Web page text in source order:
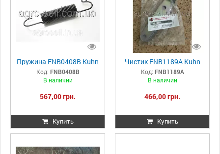
Пружина FNB0408B Kuhn
Код: FNB0408B
В наличии
567,00 грн.
Купить
Чистик FNB1189А Kuhn
Код: FNB1189А
В наличии
466,00 грн.
Купить